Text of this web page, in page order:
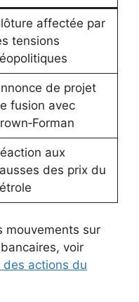
affectée par
tensions
de projet
fusion avec
aux
des prix du
mouvements sur
voir
actions du